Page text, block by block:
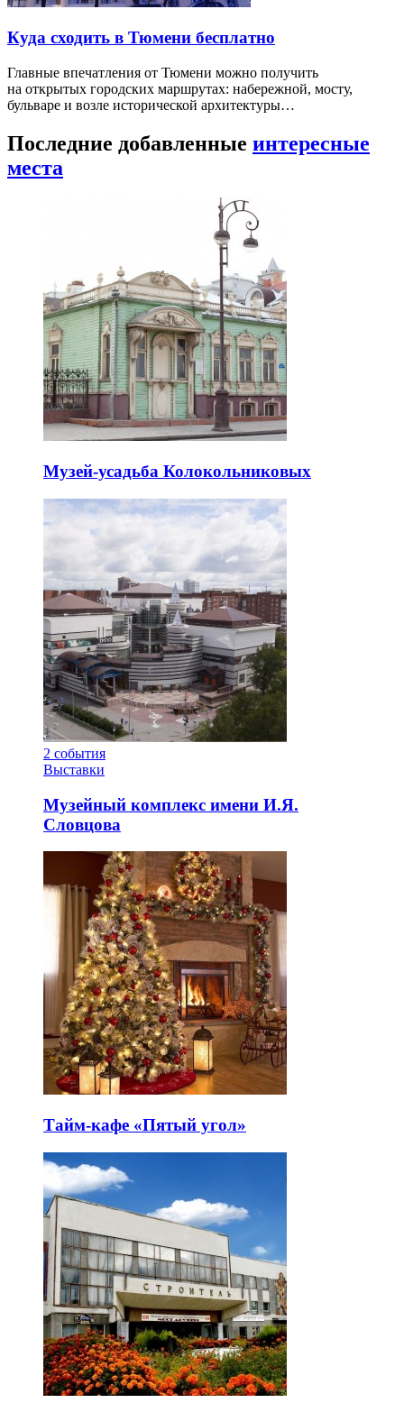
Куда сходить в Тюмени бесплатно
Главные впечатления от Тюмени можно получить
на открытых городских маршрутах: набережной, мосту,
бульваре и возле исторической архитектуры…
Последние добавленные интересные
места
Музей-усадьба Колокольниковых
2 события
Выставки
Музейный комплекс имени И.Я.
Словцова
Тайм-кафе «Пятый угол»